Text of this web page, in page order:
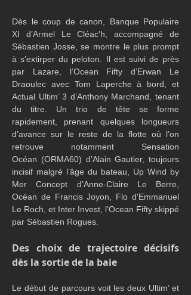
Dès le coup de canon, Banque Populaire
XI d’Armel Le Cléac’h, accompagné de
Sébastien Josse, se montre le plus prompt
à s’extirper du peloton. Il est suivi de près
par Lazare, l’Ocean Fifty d’Erwan Le
Draoulec avec Tom Laperche à bord, et
Actual Ultim’ 3 d’Anthony Marchand, tenant
du titre. Un trio de tête se forme
rapidement, prenant quelques longueurs
d’avance sur le reste de la flotte où l’on
retrouve notamment Sensation
Océan (ORMA60) d’Alain Gautier, toujours
incisif malgré l’âge du bateau, Up Wind by
Mer Concept d’Anne-Claire Le Berre,
Océan de Francis Joyon, Flo d'Emmanuel
Le Roch, et Inter Invest, l’Ocean Fifty skippé
par Sébastien Rogues.
Des choix de trajectoire décisifs
dès la sortie de la baie
Le début de parcours voit les deux Ultim’ et